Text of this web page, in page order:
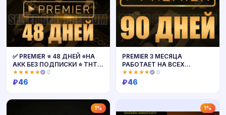
✅ PREMIER ⭐ 48 ДНЕЙ ⭐НА
АКК БЕЗ ПОДПИСКИ ⭐ ТНТ
ПРЕМЬЕР
★★★★★ 0
₽46
PREMIER 3 МЕСЯЦА
РАБОТАЕТ НА ВСЕХ
АККАУНТАХ БЕЗ АКТИВНОЙ
ПРОМОКОД 50-90 ДНЕЙ
★★★★★ 0
₽46
1% 1%